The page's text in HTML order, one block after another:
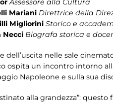
Assessore alla Cultura
Mariani Direttrice della
Migliorini Storico e
Necci Biografa storica e
dell’uscita nelle sale
ospita un incontro intorno
Napoleone e sulla sua
alla grandezza”: